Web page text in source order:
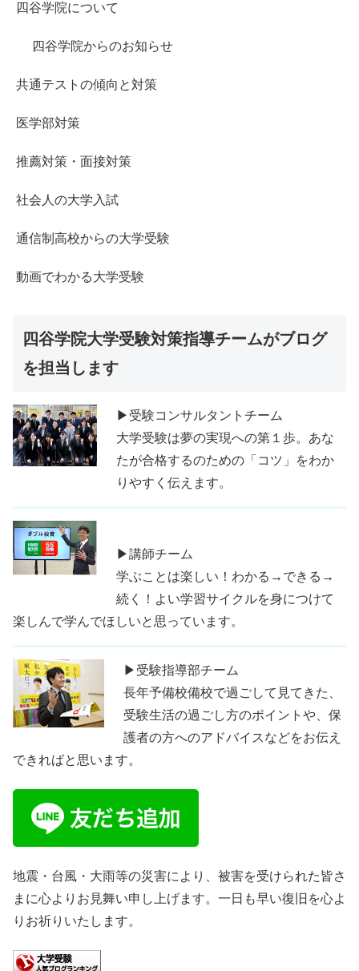
四谷学院について
四谷学院からのお知らせ
共通テストの傾向と対策
医学部対策
推薦対策・面接対策
社会人の大学入試
通信制高校からの大学受験
動画でわかる大学受験
四谷学院大学受験対策指導チームがブログ
を担当します
▶受験コンサルタントチーム
大学受験は夢の実現への第１歩。あな
たが合格するのための「コツ」をわか
りやすく伝えます。
▶講師チーム
学ぶことは楽しい！わかる→できる→
続く！よい学習サイクルを身につけて
楽しんで学んでほしいと思っています。
▶受験指導部チーム
長年予備校備校で過ごして見てきた、
受験生活の過ごし方のポイントや、保
護者の方へのアドバイスなどをお伝え
できればと思います。
地震・台風・大雨等の災害により、被害を受けられた皆さ
まに心よりお見舞い申し上げます。一日も早い復旧を心よ
りお祈りいたします。